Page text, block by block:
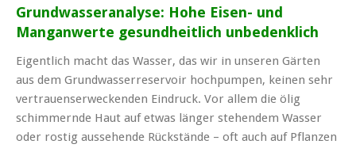
Grundwasseranalyse: Hohe Eisen- und
Manganwerte gesundheitlich unbedenklich
Eigentlich macht das Wasser, das wir in unseren Gärten
aus dem Grundwasserreservoir hochpumpen, keinen sehr
vertrauenserweckenden Eindruck. Vor allem die ölig
schimmernde Haut auf etwas länger stehendem Wasser
oder rostig aussehende Rückstände – oft auch auf Pflanzen